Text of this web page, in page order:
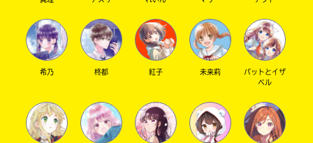
キーワードから探す
希乃 柊都 紅子 未来莉
パットとイザ
ベル